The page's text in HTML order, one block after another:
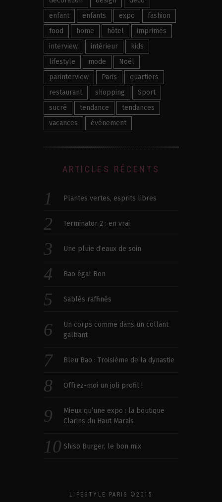
enfant
enfants expo
fashion
food
home hôtel
imprimés
interview
intérieur
kids
lifestyle
mode
Noël
parinterview
Paris
quartiers
restaurant
shopping
Sport
sucré
tendance
tendances
vacances
événement
ARTICLES RÉCENTS
Plantes vertes, esprits libres
Terminator 2 : en vrai
Une pluie d’eaux de soin
Bao égal Bon
Sablés raffinés
Un corps comme dans un collant
galbant
Bleu Bao : Troisième de la dynastie
Offrez-moi un joli profil !
Mieux qu’une expo : la boutique
Clarins du Haut Marais
Shiso Burger, le bon mix
LIFESTYLE PARIS ©2015